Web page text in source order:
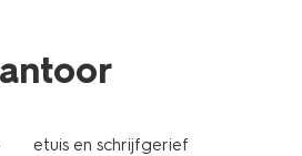
etuis en schrijfgerief